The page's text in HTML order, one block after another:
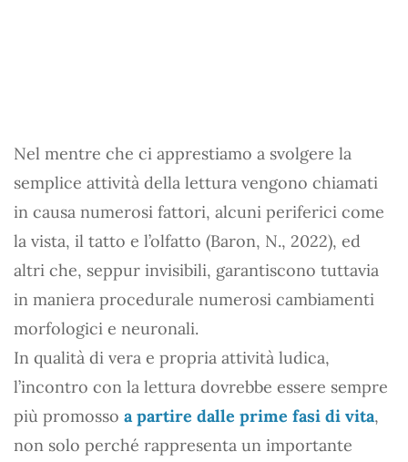
Nel mentre che ci apprestiamo a svolgere la
semplice attività della lettura vengono chiamati
in causa numerosi fattori, alcuni periferici come
la vista, il tatto e l’olfatto (Baron, N., 2022), ed
altri che, seppur invisibili, garantiscono tuttavia
in maniera procedurale numerosi cambiamenti
morfologici e neuronali.
In qualità di vera e propria attività ludica,
l’incontro con la lettura dovrebbe essere sempre
più promosso a partire dalle prime fasi di vita,
non solo perché rappresenta un importante